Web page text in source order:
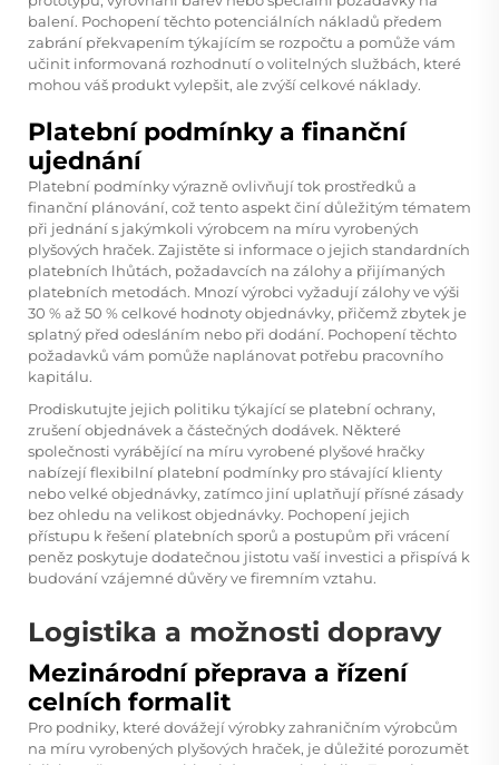
balení. Pochopení těchto potenciálních nákladů předem
zabrání překvapením týkajícím se rozpočtu a pomůže vám
učinit informovaná rozhodnutí o volitelných službách, které
mohou váš produkt vylepšit, ale zvýší celkové náklady.
Platební podmínky a finanční
ujednání
Platební podmínky výrazně ovlivňují tok prostředků a
finanční plánování, což tento aspekt činí důležitým tématem
při jednání s jakýmkoli výrobcem na míru vyrobených
plyšových hraček. Zajistěte si informace o jejich standardních
platebních lhůtách, požadavcích na zálohy a přijímaných
platebních metodách. Mnozí výrobci vyžadují zálohy ve výši
30 % až 50 % celkové hodnoty objednávky, přičemž zbytek je
splatný před odesláním nebo při dodání. Pochopení těchto
požadavků vám pomůže naplánovat potřebu pracovního
kapitálu.
Prodiskutujte jejich politiku týkající se platební ochrany,
zrušení objednávek a částečných dodávek. Některé
společnosti vyrábějící na míru vyrobené plyšové hračky
nabízejí flexibilní platební podmínky pro stávající klienty
nebo velké objednávky, zatímco jiní uplatňují přísné zásady
bez ohledu na velikost objednávky. Pochopení jejich
přístupu k řešení platebních sporů a postupům při vrácení
peněz poskytuje dodatečnou jistotu vaší investici a přispívá k
budování vzájemné důvěry ve firemním vztahu.
Logistika a možnosti dopravy
Mezinárodní přeprava a řízení
celních formalit
Pro podniky, které dovážejí výrobky zahraničním výrobcům
na míru vyrobených plyšových hraček, je důležité porozumět